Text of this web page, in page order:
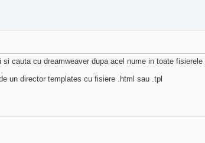
cauta cu dreamweaver dupa acel nume in toate fisierele
un director templates cu fisiere .html sau .tpl